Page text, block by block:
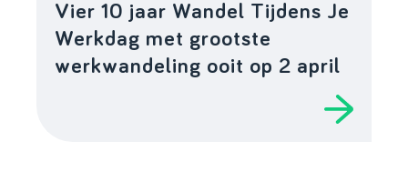
Vier 10 jaar Wandel Tijdens Je
Werkdag met grootste
werkwandeling ooit op 2 april